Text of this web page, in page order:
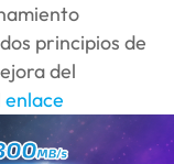
principios de
del
enlace